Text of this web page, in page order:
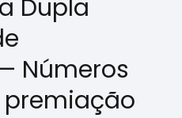
Dupla
Números